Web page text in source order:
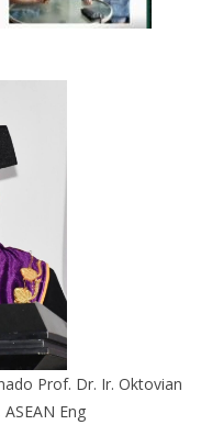
Prof. Dr. Ir. Oktovian
Eng